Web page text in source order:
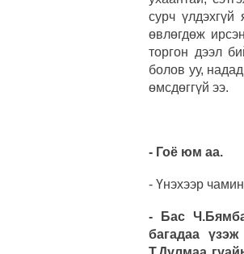
сурч
өвлөгдөж
торгон дээл
болов уу,
өмсдөггүй ээ.
- Гоё юм аа.
- Үнэхээр
- Бас
багадаа